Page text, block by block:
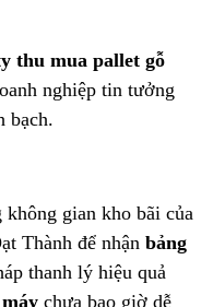
thu mua pallet gỗ
nghiệp tin tưởng
bạch.
không gian kho bãi của
Thành để nhận bảng
thanh lý hiệu quả
chưa bao giờ dễ